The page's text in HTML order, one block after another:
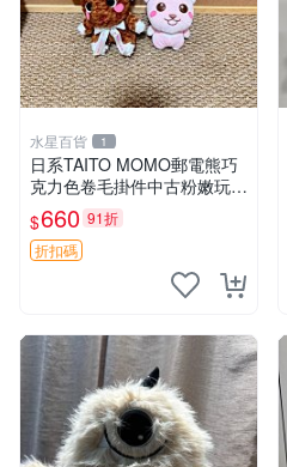
水星百貨 1
日系TAITO MOMO郵電熊巧
克力色卷毛掛件中古粉嫩玩偶
微瑕推薦 postpet momo 郵
電熊 中古玩偶
$660 91折
折扣碼